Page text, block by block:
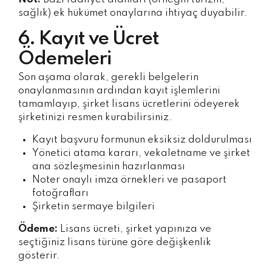
sağlık) ek hükümet onaylarına ihtiyaç duyabilir.
6. Kayıt ve Ücret
Ödemeleri
Son aşama olarak, gerekli belgelerin
onaylanmasının ardından kayıt işlemlerini
tamamlayıp, şirket lisans ücretlerini ödeyerek
şirketinizi resmen kurabilirsiniz.
Kayıt başvuru formunun eksiksiz doldurulması
Yönetici atama kararı, vekaletname ve şirket
ana sözleşmesinin hazırlanması
Noter onaylı imza örnekleri ve pasaport
fotoğrafları
Şirketin sermaye bilgileri
Ödeme: Lisans ücreti, şirket yapınıza ve
seçtiğiniz lisans türüne göre değişkenlik
gösterir.